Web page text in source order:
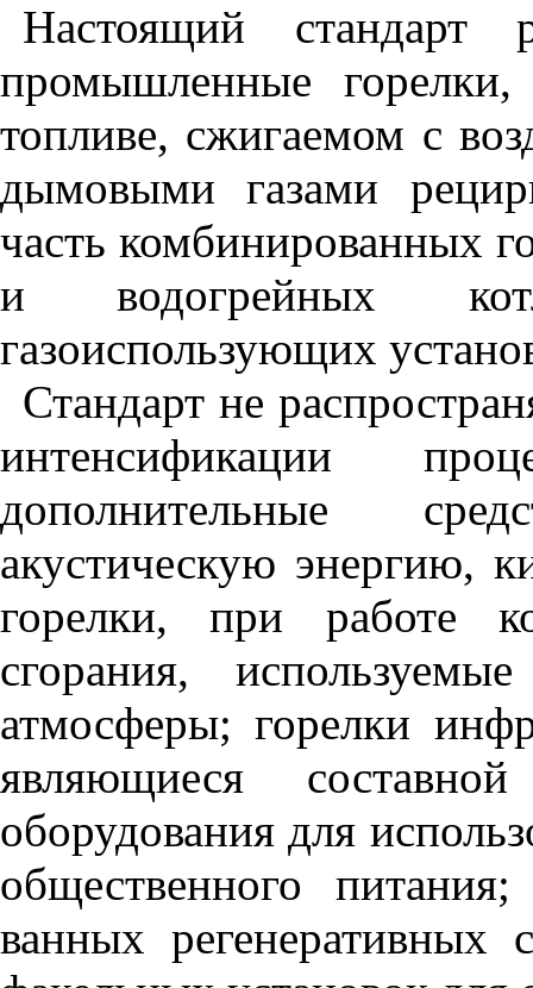
Настоящий стандарт
промышленные
топливе, сжигаемом с
дымовыми газами
часть комбинированных
и водогрейных
газоиспользующих
Стандарт не
интенсификации
дополнительные
акустическую энергию,
горелки, при работе
сгорания,
атмосферы; горелки
являющиеся
оборудования для
общественного
ванных регенеративных